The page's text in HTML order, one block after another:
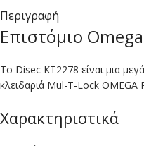
Περιγραφή
Επιστόμιο
Το Disec KT2278 είναι μια
κλειδαριά Mul-T-Lock OMEGA
Χαρακτηριστικά